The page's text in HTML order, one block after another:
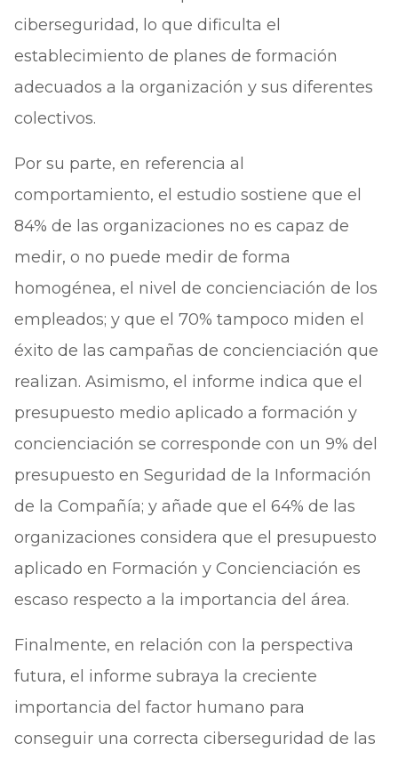
ciberseguridad, lo que dificulta el
establecimiento de planes de formación
adecuados a la organización y sus diferentes
colectivos.
Por su parte, en referencia al
comportamiento, el estudio sostiene que el
84% de las organizaciones no es capaz de
medir, o no puede medir de forma
homogénea, el nivel de concienciación de los
empleados; y que el 70% tampoco miden el
éxito de las campañas de concienciación que
realizan. Asimismo, el informe indica que el
presupuesto medio aplicado a formación y
concienciación se corresponde con un 9% del
presupuesto en Seguridad de la Información
de la Compañía; y añade que el 64% de las
organizaciones considera que el presupuesto
aplicado en Formación y Concienciación es
escaso respecto a la importancia del área.
Finalmente, en relación con la perspectiva
futura, el informe subraya la creciente
importancia del factor humano para
conseguir una correcta ciberseguridad de las